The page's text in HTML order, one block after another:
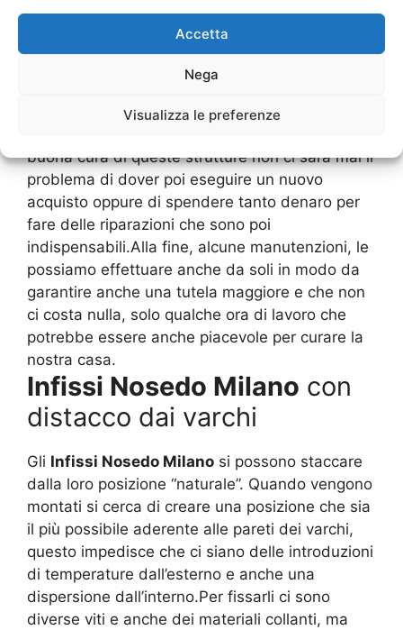
Accetta
Nega
Visualizza le preferenze
materiali usati per la costruzione degli
, chi più e chi meno, hanno
degli anni ed è bene che ci sia un’attenzione ad
buona cura di queste strutture non ci sarà mai il
problema di dover poi eseguire un nuovo
acquisto oppure di spendere tanto denaro per
fare delle riparazioni che sono poi
indispensabili.Alla fine, alcune manutenzioni, le
possiamo effettuare anche da soli in modo da
garantire anche una tutela maggiore e che non
ci costa nulla, solo qualche ora di lavoro che
potrebbe essere anche piacevole per curare la
nostra casa.
Infissi Nosedo Milano con
distacco dai varchi
Gli Infissi Nosedo Milano si possono staccare
dalla loro posizione “naturale”. Quando vengono
montati si cerca di creare una posizione che sia
il più possibile aderente alle pareti dei varchi,
questo impedisce che ci siano delle introduzioni
di temperature dall’esterno e anche una
dispersione dall’interno.Per fissarli ci sono
diverse viti e anche dei materiali collanti, ma